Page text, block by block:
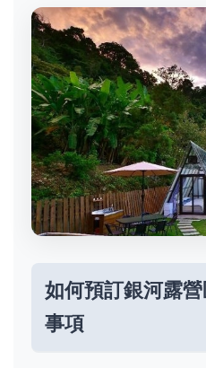
如何預訂銀河露
事項